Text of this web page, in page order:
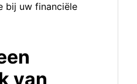
bij uw financiële
van